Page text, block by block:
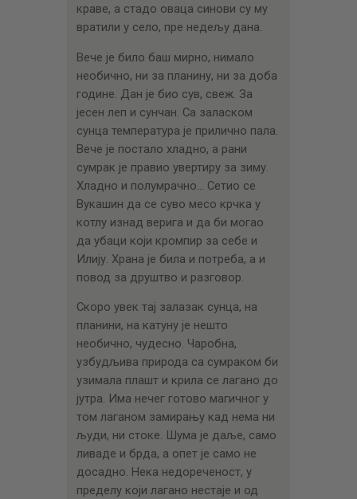
краве, а стадо оваца синови су му
вратили у село, пре недељу дана.
Вече је било баш мирно, нимало
необично, ни за планину, ни за доба
године. Дан је био сув, свеж. За
јесен леп и сунчан. Са заласком
сунца температура је прилично пала.
Вече је постало хладно, а рани
сумрак је правио увертиру за зиму.
Хладно и полумрачно… Сетио се
Вукашин да се суво месо крчка у
котлу изнад верига и да би могао
да убаци који кромпир за себе и
Илију. Храна је била и потреба, a и
повод за друштво и разговор.
Скоро увек тај залазак сунца, на
планини, на катуну је нешто
необично, чудесно. Чаробна,
узбудљива природа са сумраком би
узимала плашт и крила се лагано до
јутра. Има нечег готово магичног у
том лаганом замирању кад нема ни
људи, ни стоке. Шума је даље, само
ливаде и брда, а опет је само не
досадно. Нека недореченост, у
пределу који лагано нестаје и од